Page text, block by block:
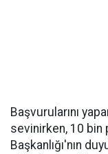
Başvurularını
sevinirken, 10 bin
Başkanlığı'nın